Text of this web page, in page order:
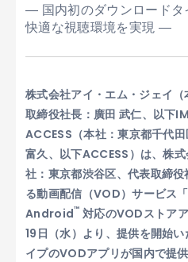
― 国内初のダウンロードタ
快適な視聴環境を実現 ―
株式会社アイ・エム・ジェイ
取締役社長：廣田 武仁、以下
ACCESS（本社：東京都千代
富久、以下ACCESS）は、株
社：東京都渋谷区、代表取締
る動画配信（VOD）サービス
Android™ 対応のVODストア
19日（水）より、提供を開始
イプのVODアプリが国内で提